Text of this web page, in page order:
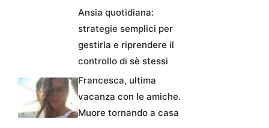
Ansia quotidiana:
strategie semplici per
gestirla e riprendere il
controllo di sè stessi
Francesca, ultima
vacanza con le amiche.
Muore tornando a casa